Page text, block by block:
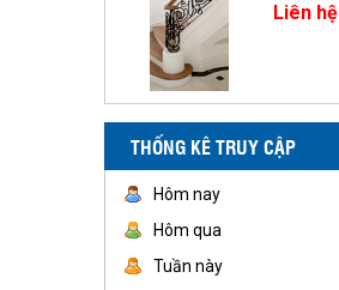
Liên hệ
THỐNG KÊ TRUY CẬP
Hôm nay
Hôm qua
Tuần này